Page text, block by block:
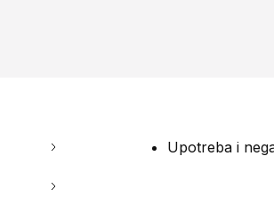
Upotreba i